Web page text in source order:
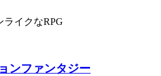
イクなRPG
ンファンタジー